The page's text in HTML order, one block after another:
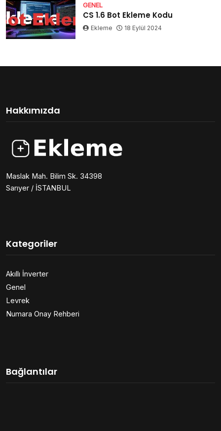
GENEL
CS 1.6 Bot Ekleme Kodu
Ekleme 18 Eylül 2024
Hakkımızda
Maslak Mah. Bilim Sk. 34398
Sarıyer / İSTANBUL
Kategoriler
Akıllı İnverter
Genel
Levrek
Numara Onay Rehberi
Bağlantılar